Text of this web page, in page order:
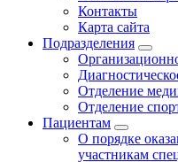
Контакты
Карта сайта
Подразделения
Отделение
Отделение
Пациентам
О порядке
участникам